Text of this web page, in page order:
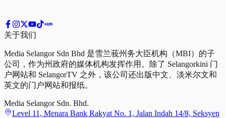
关于我们
Media Selangor Sdn Bhd 是雪兰莪州务大臣机构（MBI）的子
公司，作为州政府的媒体机构发挥作用。除了 Selangorkini 门
户网站和 SelangorTV 之外，该公司还出版中文、淡米尔文和
英文的门户网站和报纸。
Media Selangor Sdn. Bhd.
Level 11, Menara Bank Rakyat No. 1, Jalan Indah 14/8, Seksyen